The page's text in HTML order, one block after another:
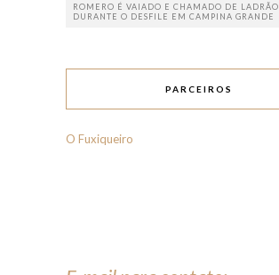
ROMERO É VAIADO E CHAMADO DE LADRÃO
DURANTE O DESFILE EM CAMPINA GRANDE
PARCEIROS
O Fuxiqueiro